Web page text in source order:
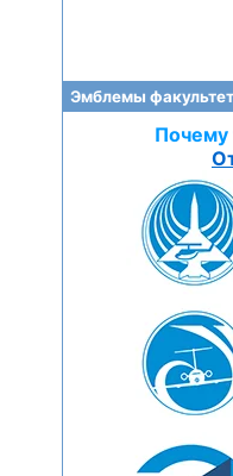
Эмблемы
Почему